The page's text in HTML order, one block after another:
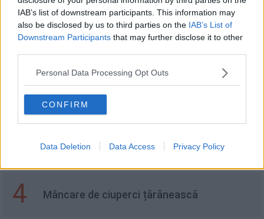
IAB’s list of downstream participants. This information may
also be disclosed by us to third parties on the IAB’s List of
Downstream Participants that may further disclose it to other
Personal Data Processing Opt Outs
CONFIRM
Data Deletion Data Access Privacy Policy
1 Desert "Pericol" din 4 ingrediente
2 Tocăniță de porc cu macaroane
Smoothie cu afine și cătină
4 Mâncare de ciuperci țărănească